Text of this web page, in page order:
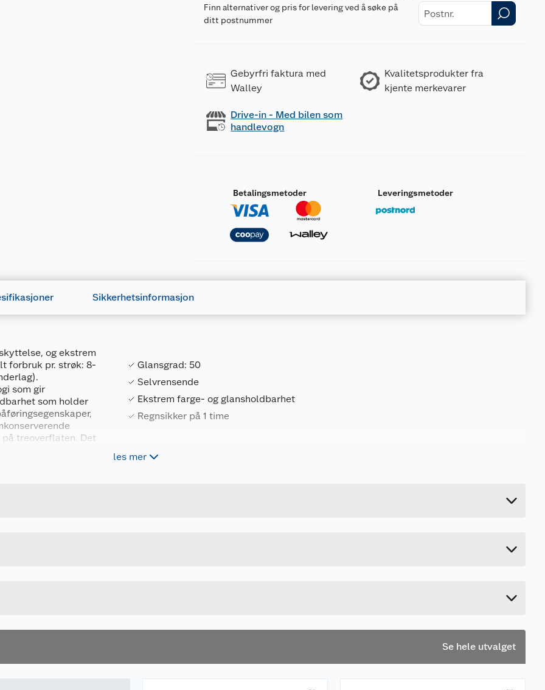
Finn alternativer og pris for levering ved å søke på
ditt postnummer
Gebyrfri faktura med
Walley
Kvalitetsprodukter fra
kjente merkevarer
Drive-in - Med bilen som
handlevogn
Betalingsmetoder Leveringsmetoder
Sikkerhetsinformasjon
og ekstrem
forbruk pr. strøk: 8-
som gir
som holder
treoverflaten. Det
Glansgrad: 50
Selvrensende
Ekstrem farge- og glansholdbarhet
Regnsikker på 1 time
les merForpakningsmål
før bruk
Se hele utvalget